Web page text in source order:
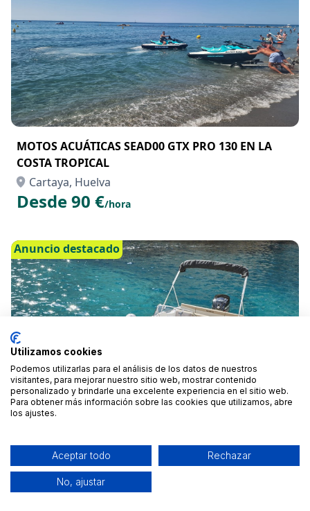
MOTOS ACUÁTICAS SEAD00 GTX PRO 130 EN LA
COSTA TROPICAL
Cartaya, Huelva
Desde 90 €/hora
Anuncio destacado
Cartaya, Huelva
Desde 100 €
Utilizamos cookies
Podemos utilizarlas para el análisis de los datos de nuestros
visitantes, para mejorar nuestro sitio web, mostrar contenido
personalizado y brindarle una excelente experiencia en el sitio web.
Para obtener más información sobre las cookies que utilizamos, abre
los ajustes.
Aceptar todo Rechazar
No, ajustar